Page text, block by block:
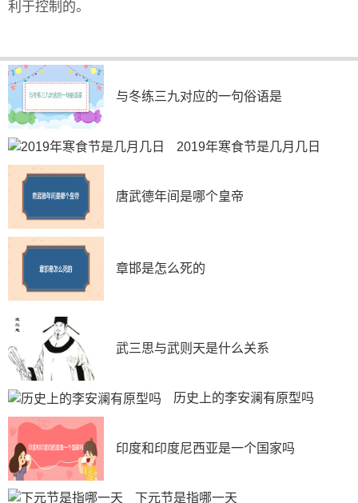
利于控制的。
与冬练三九对应的一句俗语是
2019年寒食节是几月几日
唐武德年间是哪个皇帝
章邯是怎么死的
武三思与武则天是什么关系
历史上的李安澜有原型吗
印度和印度尼西亚是一个国家吗
下元节是指哪一天